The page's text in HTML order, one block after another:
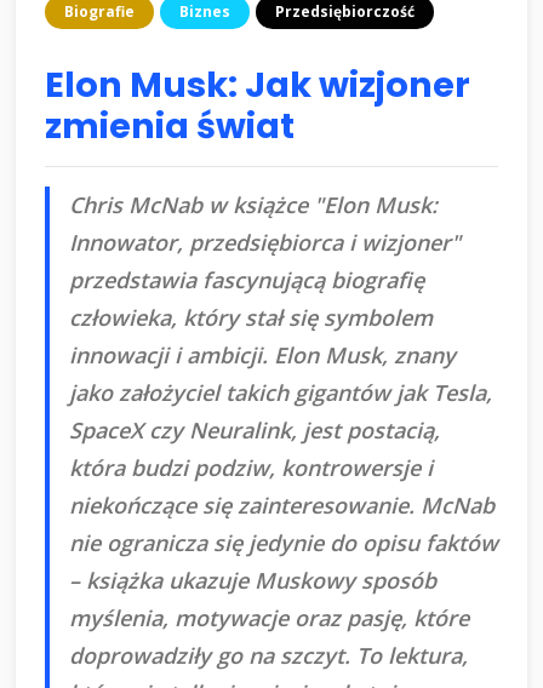
Biografie Biznes Przedsiębiorczość
Elon Musk: Jak wizjoner
zmienia świat
Chris McNab w książce "Elon Musk:
Innowator, przedsiębiorca i wizjoner"
przedstawia fascynującą biografię
człowieka, który stał się symbolem
innowacji i ambicji. Elon Musk, znany
jako założyciel takich gigantów jak Tesla,
SpaceX czy Neuralink, jest postacią,
która budzi podziw, kontrowersje i
niekończące się zainteresowanie. McNab
nie ogranicza się jedynie do opisu faktów
– książka ukazuje Muskowy sposób
myślenia, motywacje oraz pasję, które
doprowadziły go na szczyt. To lektura,